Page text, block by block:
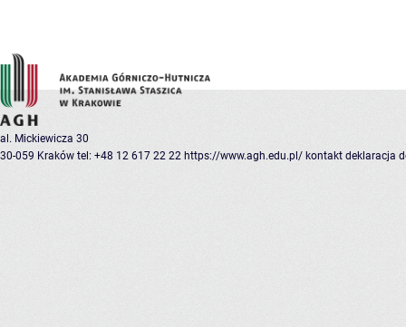
al. Mickiewicza 30
30-059 Kraków tel: +48 12 617 22 22 https://www.agh.edu.pl/ kontakt deklaracja